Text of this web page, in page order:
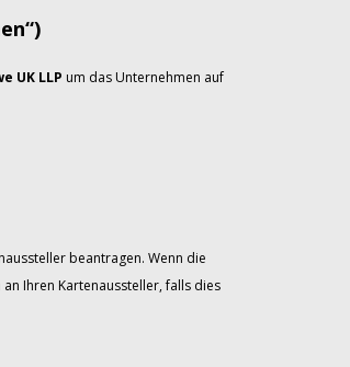
UK LLP um das Unternehmen auf
beantragen. Wenn die
Ihren Kartenaussteller, falls dies